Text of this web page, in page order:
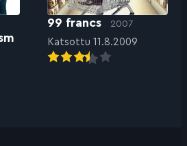
99 francs 2007
Katsottu 11.8.2009